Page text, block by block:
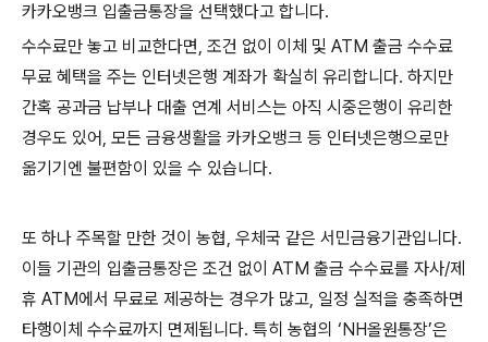
카카오뱅크 입출금통장을 선택했다고 합니다.
수수료만 놓고 비교한다면, 조건 없이 이체 및 ATM 출금 수수료
무료 혜택을 주는 인터넷은행 계좌가 확실히 유리합니다. 하지만
간혹 공과금 납부나 대출 연계 서비스는 아직 시중은행이 유리한
경우도 있어, 모든 금융생활을 카카오뱅크 등 인터넷은행으로만
옮기기엔 불편함이 있을 수 있습니다.
또 하나 주목할 만한 것이 농협, 우체국 같은 서민금융기관입니다.
이들 기관의 입출금통장은 조건 없이 ATM 출금 수수료를 자사/제
휴 ATM에서 무료로 제공하는 경우가 많고, 일정 실적을 충족하면
타행이체 수수료까지 면제됩니다. 특히 농협의 ‘NH올원통장’은